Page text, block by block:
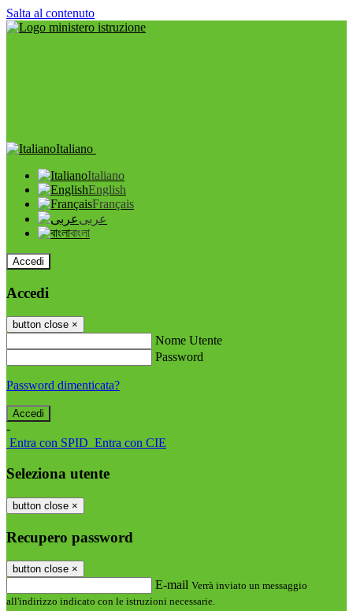
Salta al contenuto
Italiano
Italiano
English
Français
عربى
বাংলা
Accedi
Accedi
button close ×
Nome Utente
Password
Password dimenticata?
-
Entra con SPID Entra con CIE
Seleziona utente
button close ×
Recupero password
button close ×
E-mail Verrà inviato un messaggio
all'indirizzo indicato con le istruzioni necessarie.